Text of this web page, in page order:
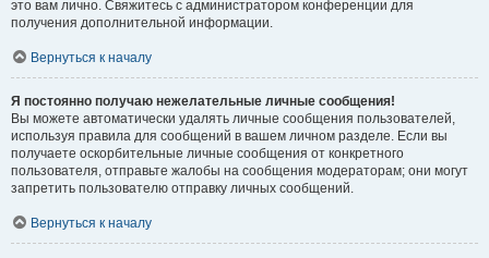
это вам лично. Свяжитесь с администратором конференции для
получения дополнительной информации.
Вернуться к началу
Я постоянно получаю нежелательные личные сообщения!
Вы можете автоматически удалять личные сообщения пользователей,
используя правила для сообщений в вашем личном разделе. Если вы
получаете оскорбительные личные сообщения от конкретного
пользователя, отправьте жалобы на сообщения модераторам; они могут
запретить пользователю отправку личных сообщений.
Вернуться к началу